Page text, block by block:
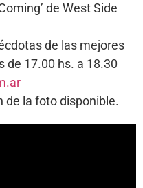
de West Side
de las mejores
de 17.00 hs. a 18.30